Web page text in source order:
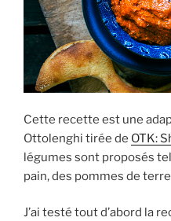
Cette recette est une
Ottolenghi tirée de OTK:
légumes sont proposés
pain, des pommes de
J’ai testé tout d’abord la